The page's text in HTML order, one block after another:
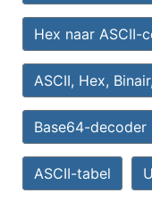
Hex naar ASCII-
ASCII, Hex,
Base64-decoder
ASCII-tabel